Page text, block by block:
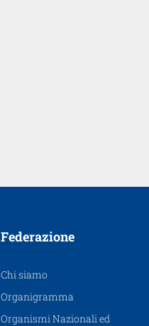
Federazione
Chi siamo
Organigramma
Organismi Nazionali ed